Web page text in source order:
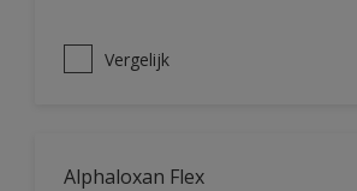
Vergelijk
Alphaloxan Flex